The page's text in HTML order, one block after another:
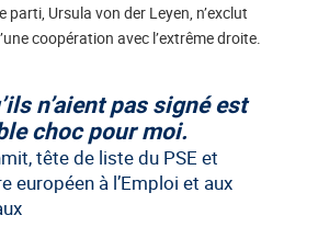
parti, Ursula von der Leyen, n’exclut
coopération avec l’extrême droite.
n’aient pas signé est
choc pour moi.
tête de liste du PSE et
européen à l’Emploi et aux